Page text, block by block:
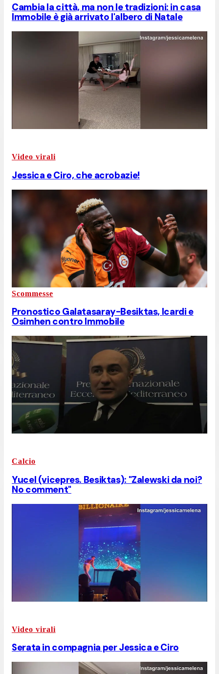
Cambia la città, ma non le tradizioni: in casa
Immobile è già arrivato l'albero di Natale
Video virali
Jessica e Ciro, che acrobazie!
Scommesse
Pronostico Galatasaray-Besiktas, Icardi e
Osimhen contro Immobile
Calcio
Yucel (vicepres. Besiktas): "Zalewski da noi?
No comment"
Video virali
Serata in compagnia per Jessica e Ciro